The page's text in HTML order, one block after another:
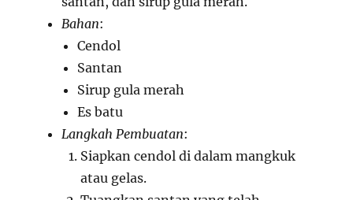
Bahan:
Cendol
Santan
Sirup gula merah
Es batu
Langkah Pembuatan:
Siapkan cendol di dalam mangkuk
atau gelas.